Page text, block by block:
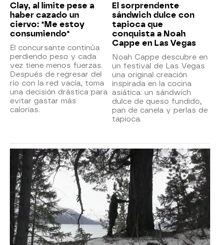
Clay, al límite pese a
haber cazado un
ciervo: "Me estoy
consumiendo"
El concursante continúa
perdiendo peso y cada
vez tiene menos fuerzas.
Después de regresar del
río con la red vacía, toma
una decisión drástica para
evitar gastar más
calorías.
El sorprendente
sándwich dulce con
tapioca que
conquista a Noah
Cappe en Las Vegas
Noah Cappe descubre en
un festival de Las Vegas
una original creación
inspirada en la cocina
asiática: un sándwich
dulce de queso fundido,
pan de canela y perlas de
tapioca.